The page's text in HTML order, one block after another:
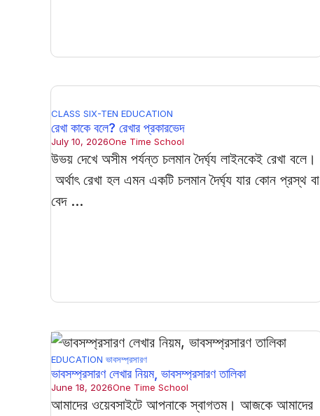
CLASS SIX-TEN EDUCATION
রেখা কাকে বলে? রেখার প্রকারভেদ
July 10, 2026One Time School
উভয় দেখে অসীম পর্যন্ত চলমান দৈর্ঘ্য লাইনকেই রেখা বলে।
অর্থাৎ রেখা হল এমন একটি চলমান দৈর্ঘ্য যার কোন প্রস্থ বা
বেদ ...
EDUCATION ভাবসম্প্রসারণ
ভাবসম্প্রসারণ লেখার নিয়ম, ভাবসম্প্রসারণ তালিকা
June 18, 2026One Time School
আমাদের ওয়েবসাইটে আপনাকে স্বাগতম। আজকে আমাদের